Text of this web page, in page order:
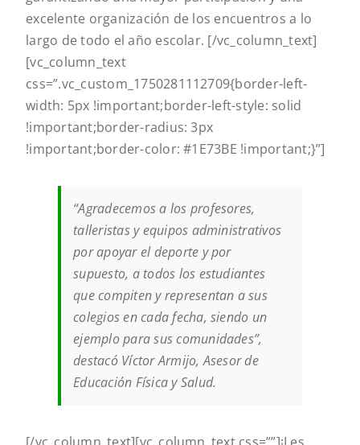
excelente organización de los encuentros a lo
largo de todo el año escolar. [/vc_column_text]
[vc_column_text
css=”.vc_custom_1750281112709{border-left-
width: 5px !important;border-left-style: solid
!important;border-radius: 3px
!important;border-color: #1E73BE !important;}”]
“Agradecemos a los profesores,
talleristas y equipos administrativos
por apoyar el deporte y por
supuesto, a todos los estudiantes
que compiten y representan a sus
colegios en cada fecha, siendo un
ejemplo para sus comunidades”,
destacó Víctor Armijo, Asesor de
Educación Física y Salud.